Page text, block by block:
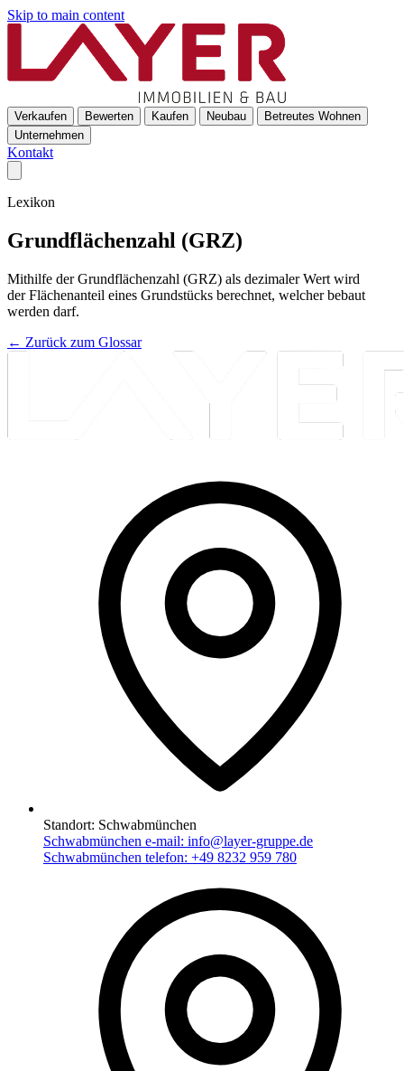
Skip to main content
Verkaufen Bewerten Kaufen Neubau
Betreutes Wohnen
Unternehmen
Kontakt
Lexikon
Grundflächenzahl (GRZ)
Mithilfe der Grundflächenzahl (GRZ) als dezimaler Wert wird
der Flächenanteil eines Grundstücks berechnet, welcher bebaut
werden darf.
← Zurück zum Glossar
Standort: Schwabmünchen
Schwabmünchen e-mail: info@layer-gruppe.de
Schwabmünchen telefon: +49 8232 959 780